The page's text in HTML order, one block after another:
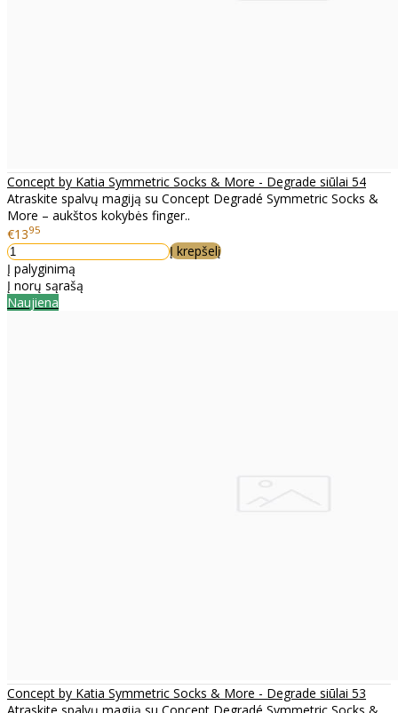
Concept by Katia Symmetric Socks & More - Degrade siūlai 54
Atraskite spalvų magiją su Concept Degradé Symmetric Socks &
More – aukštos kokybės finger..
€1395
Į krepšelį
Į palyginimą
Į norų sąrašą
Naujiena
Concept by Katia Symmetric Socks & More - Degrade siūlai 53